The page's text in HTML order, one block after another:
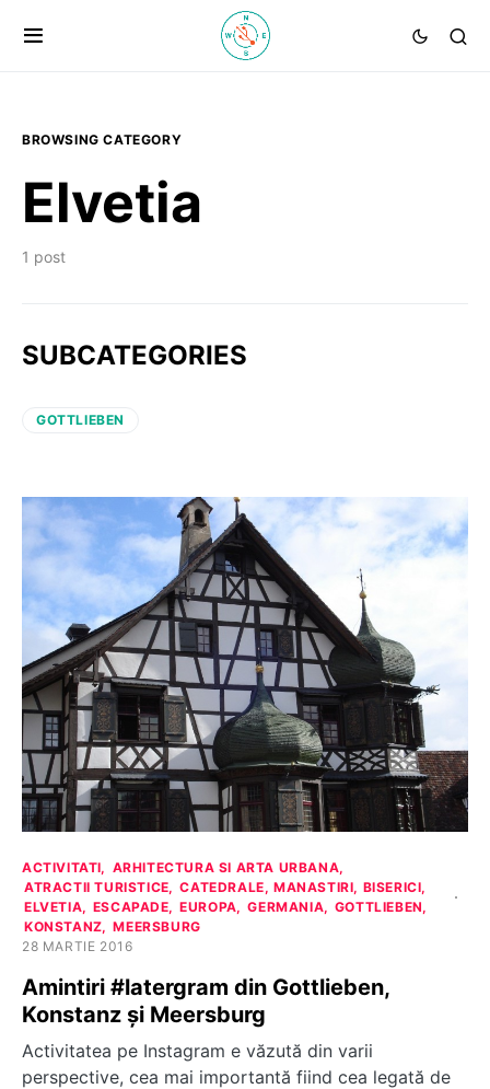
BROWSING CATEGORY
Elvetia
1 post
SUBCATEGORIES
GOTTLIEBEN
ACTIVITATI
ARHITECTURA SI ARTA URBANA
ATRACTII TURISTICE
CATEDRALE, MANASTIRI, BISERICI
ELVETIA
ESCAPADE EUROPA GERMANIA
GOTTLIEBEN
KONSTANZ
MEERSBURG
28 MARTIE 2016
Amintiri #latergram din Gottlieben,
Konstanz și Meersburg
Activitatea pe Instagram e văzută din varii
perspective, cea mai importantă fiind cea legată de